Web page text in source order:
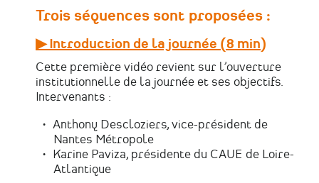
Trois séquences sont proposées :
▶ Introduction de la journée (8 min)
Cette première vidéo revient sur l’ouverture
institutionnelle de la journée et ses objectifs.
Intervenants :
Anthony Descloziers, vice-président de
Nantes Métropole
Karine Paviza, présidente du CAUE de Loire-
Atlantique